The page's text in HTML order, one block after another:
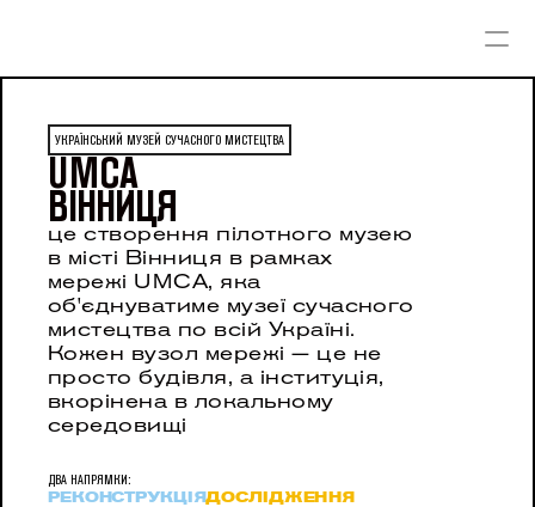
АРХІТЕКТУРНИЙ
ДОСЛІДЖЕННЯ
УКРАЇНСЬКИЙ МУЗЕЙ СУЧАСНОГО МИСТЕЦТВА
UMCA
ВІННИЦЯ
це створення пілотного музею
в місті Вінниця в рамках
мережі UMCA, яка
об'єднуватиме музеї сучасного
мистецтва по всій Україні.
Кожен вузол мережі — це не
просто будівля, а інституція,
вкорінена в локальному
середовищі
ДВА НАПРЯМКИ:
РЕКОНСТРУКЦІЯДОСЛІДЖЕННЯ